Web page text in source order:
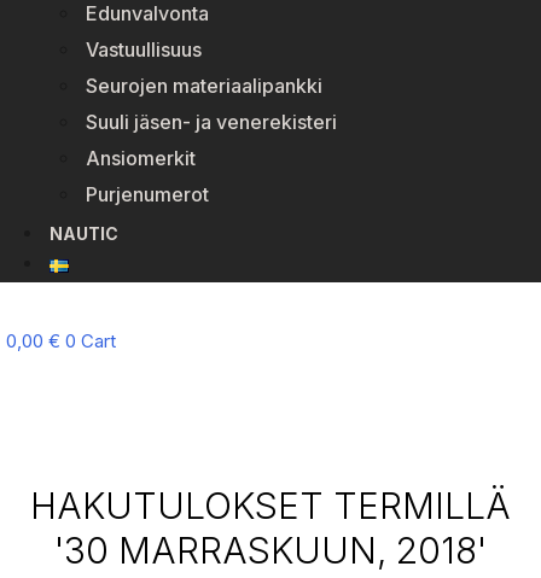
Edunvalvonta
Vastuullisuus
Seurojen materiaalipankki
Suuli jäsen- ja venerekisteri
Ansiomerkit
Purjenumerot
NAUTIC
0,00 € 0 Cart
HAKUTULOKSET TERMILLÄ
'30 MARRASKUUN, 2018'